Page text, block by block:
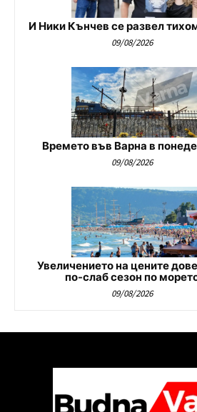
И Ники Кънчев се развел
09/08/2026
Времето във Варна в
09/08/2026
Увеличението на цените
по-слаб сезон по
09/08/2026